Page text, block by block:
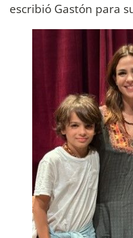
escribió Gastón para